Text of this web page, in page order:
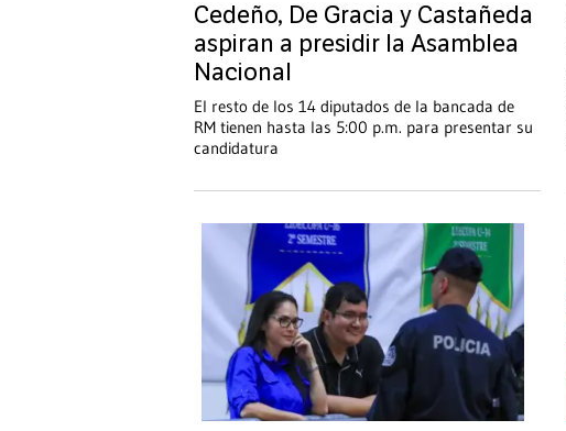
Cedeño, De Gracia y Castañeda
aspiran a presidir la Asamblea
Nacional
El resto de los 14 diputados de la bancada de
RM tienen hasta las 5:00 p.m. para presentar su
candidatura